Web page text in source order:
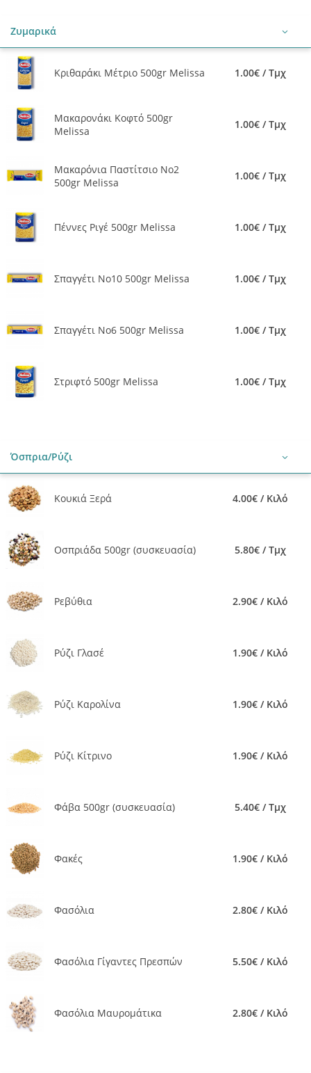
Ζυμαρικά
Κριθαράκι Μέτριο 500gr Melissa 1.00€ / Τμχ
Μακαρονάκι Κοφτό 500gr
Melissa
1.00€ / Τμχ
Μακαρόνια Παστίτσιο Νο2
500gr Melissa
1.00€ / Τμχ
Πέννες Ριγέ 500gr Melissa 1.00€ / Τμχ
Σπαγγέτι Νο10 500gr Melissa 1.00€ / Τμχ
Σπαγγέτι Νο6 500gr Melissa 1.00€ / Τμχ
Στριφτό 500gr Melissa 1.00€ / Τμχ
Όσπρια/Ρύζι
Κουκιά Ξερά 4.00€ / Κιλό
Οσπριάδα 500gr (συσκευασία) 5.80€ / Τμχ
Ρεβύθια 2.90€ / Κιλό
Ρύζι Γλασέ 1.90€ / Κιλό
Ρύζι Καρολίνα 1.90€ / Κιλό
Ρύζι Κίτρινο 1.90€ / Κιλό
Φάβα 500gr (συσκευασία) 5.40€ / Τμχ
Φακές 1.90€ / Κιλό
Φασόλια 2.80€ / Κιλό
Φασόλια Γίγαντες Πρεσπών 5.50€ / Κιλό
Φασόλια Μαυρομάτικα 2.80€ / Κιλό